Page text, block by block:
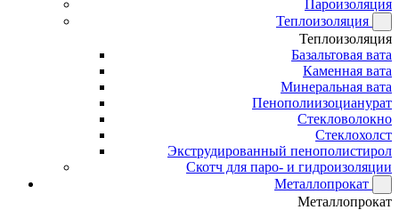
Пароизоляция
Теплоизоляция
Теплоизоляция
Базальтовая вата
Каменная вата
Минеральная вата
Пенополиизоцианурат
Стекловолокно
Стеклохолст
Экструдированный пенополистирол
Скотч для паро- и гидроизоляции
Металлопрокат
Металлопрокат